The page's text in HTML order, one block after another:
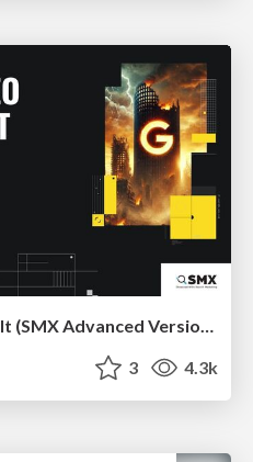
End of SEO as We Know It (SMX Advanced Version)
3 4.3k